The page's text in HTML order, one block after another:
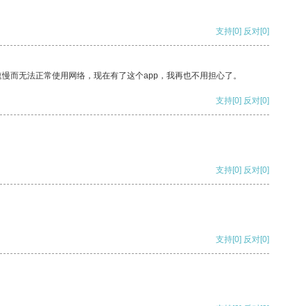
支持[0] 反对[0]
而无法正常使用网络，现在有了这个app，我再也不用担心了。
支持[0] 反对[0]
支持[0] 反对[0]
支持[0] 反对[0]